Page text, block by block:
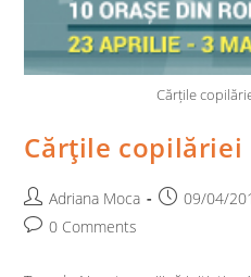
Cărțile
Cărţile copilăriei
Post
author:
Adriana Moca
Post09/04/
Post0 Comments